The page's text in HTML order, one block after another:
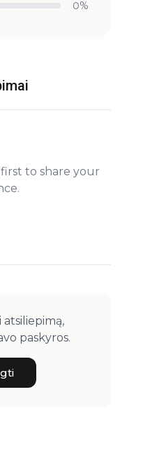
0%
to share your
paskyros.